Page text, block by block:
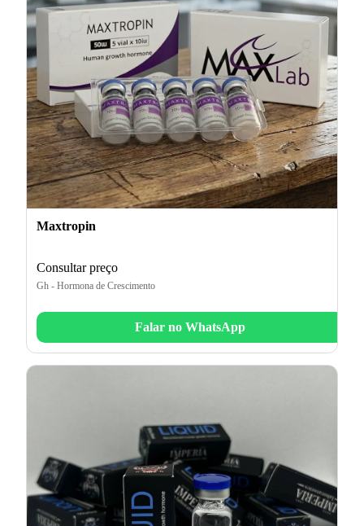
Maxtropin
Consultar preço
Gh - Hormona de Crescimento
Falar no WhatsApp